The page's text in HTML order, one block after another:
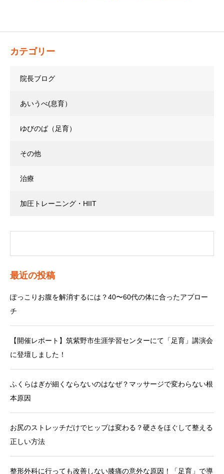
カテゴリー
院長ブログ
あいうべ(息育）
ゆびのば（足育）
その他
治療
加圧トレーニング・HIIT
最近の投稿
ぽっこりお腹を解消するには？40〜60代の体に合ったアプロー
チ
【開催レポート】筑紫野市生涯学習センターにて「足育」講演会
に登壇しました！
ふくらはぎが細くならないのはなぜ？マッサージで変わらない根
本原因
お尻のストレッチだけでヒップは変わる？硬さをほぐして整える
正しい方法
整形外科に行っても改善しない膝痛の意外な原因！「足育」で導